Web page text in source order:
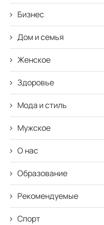
Бизнес
Дом и семья
Женское
Здоровье
Мода и стиль
Мужское
О нас
Образование
Рекомендуемые
Спорт